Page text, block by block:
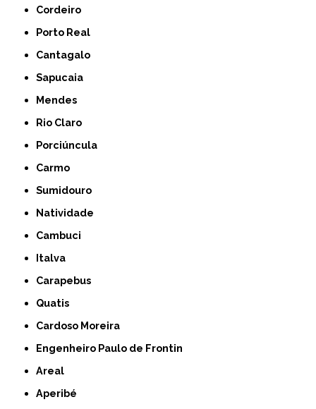
Cordeiro
Porto Real
Cantagalo
Sapucaia
Mendes
Rio Claro
Porciúncula
Carmo
Sumidouro
Natividade
Cambuci
Italva
Carapebus
Quatis
Cardoso Moreira
Engenheiro Paulo de Frontin
Areal
Aperibé